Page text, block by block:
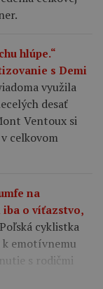
hlúpe.“
s Demi
využila
desať
Ventoux si
celkovom
na
o víťazstvo,
Poľská cyklistka
emotívnemu
s rodičmi